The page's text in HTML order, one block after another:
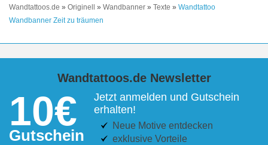
Wandtattoos.de » Originell » Wandbanner » Texte » Wandtattoo
Wandbanner Zeit zu träumen
Wandtattoos.de Newsletter
10€
Gutschein
Jetzt anmelden und Gutschein
erhalten!
Neue Motive entdecken
exklusive Vorteile